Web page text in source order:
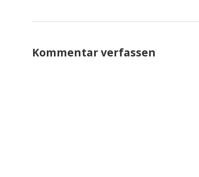
Kommentar verfassen